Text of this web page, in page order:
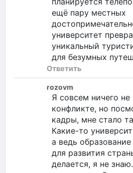
ещё пару местных
университет
уникальный
для безумных
Ответить
rozovm
Я совсем ничего
конфликте, но
кадры, мне стало
Какие-то
а ведь
для развития
делается, я не